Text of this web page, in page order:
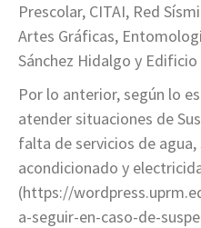
Prescolar, CITAI, Red
Artes Gráficas,
Sánchez Hidalgo y
Por lo anterior, según lo
atender situaciones de
falta de servicios de
acondicionado y
(https://
a-seguir-en-caso-de-